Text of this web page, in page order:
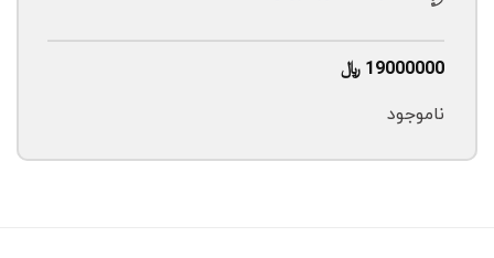
19000000 ﷼
ناموجود